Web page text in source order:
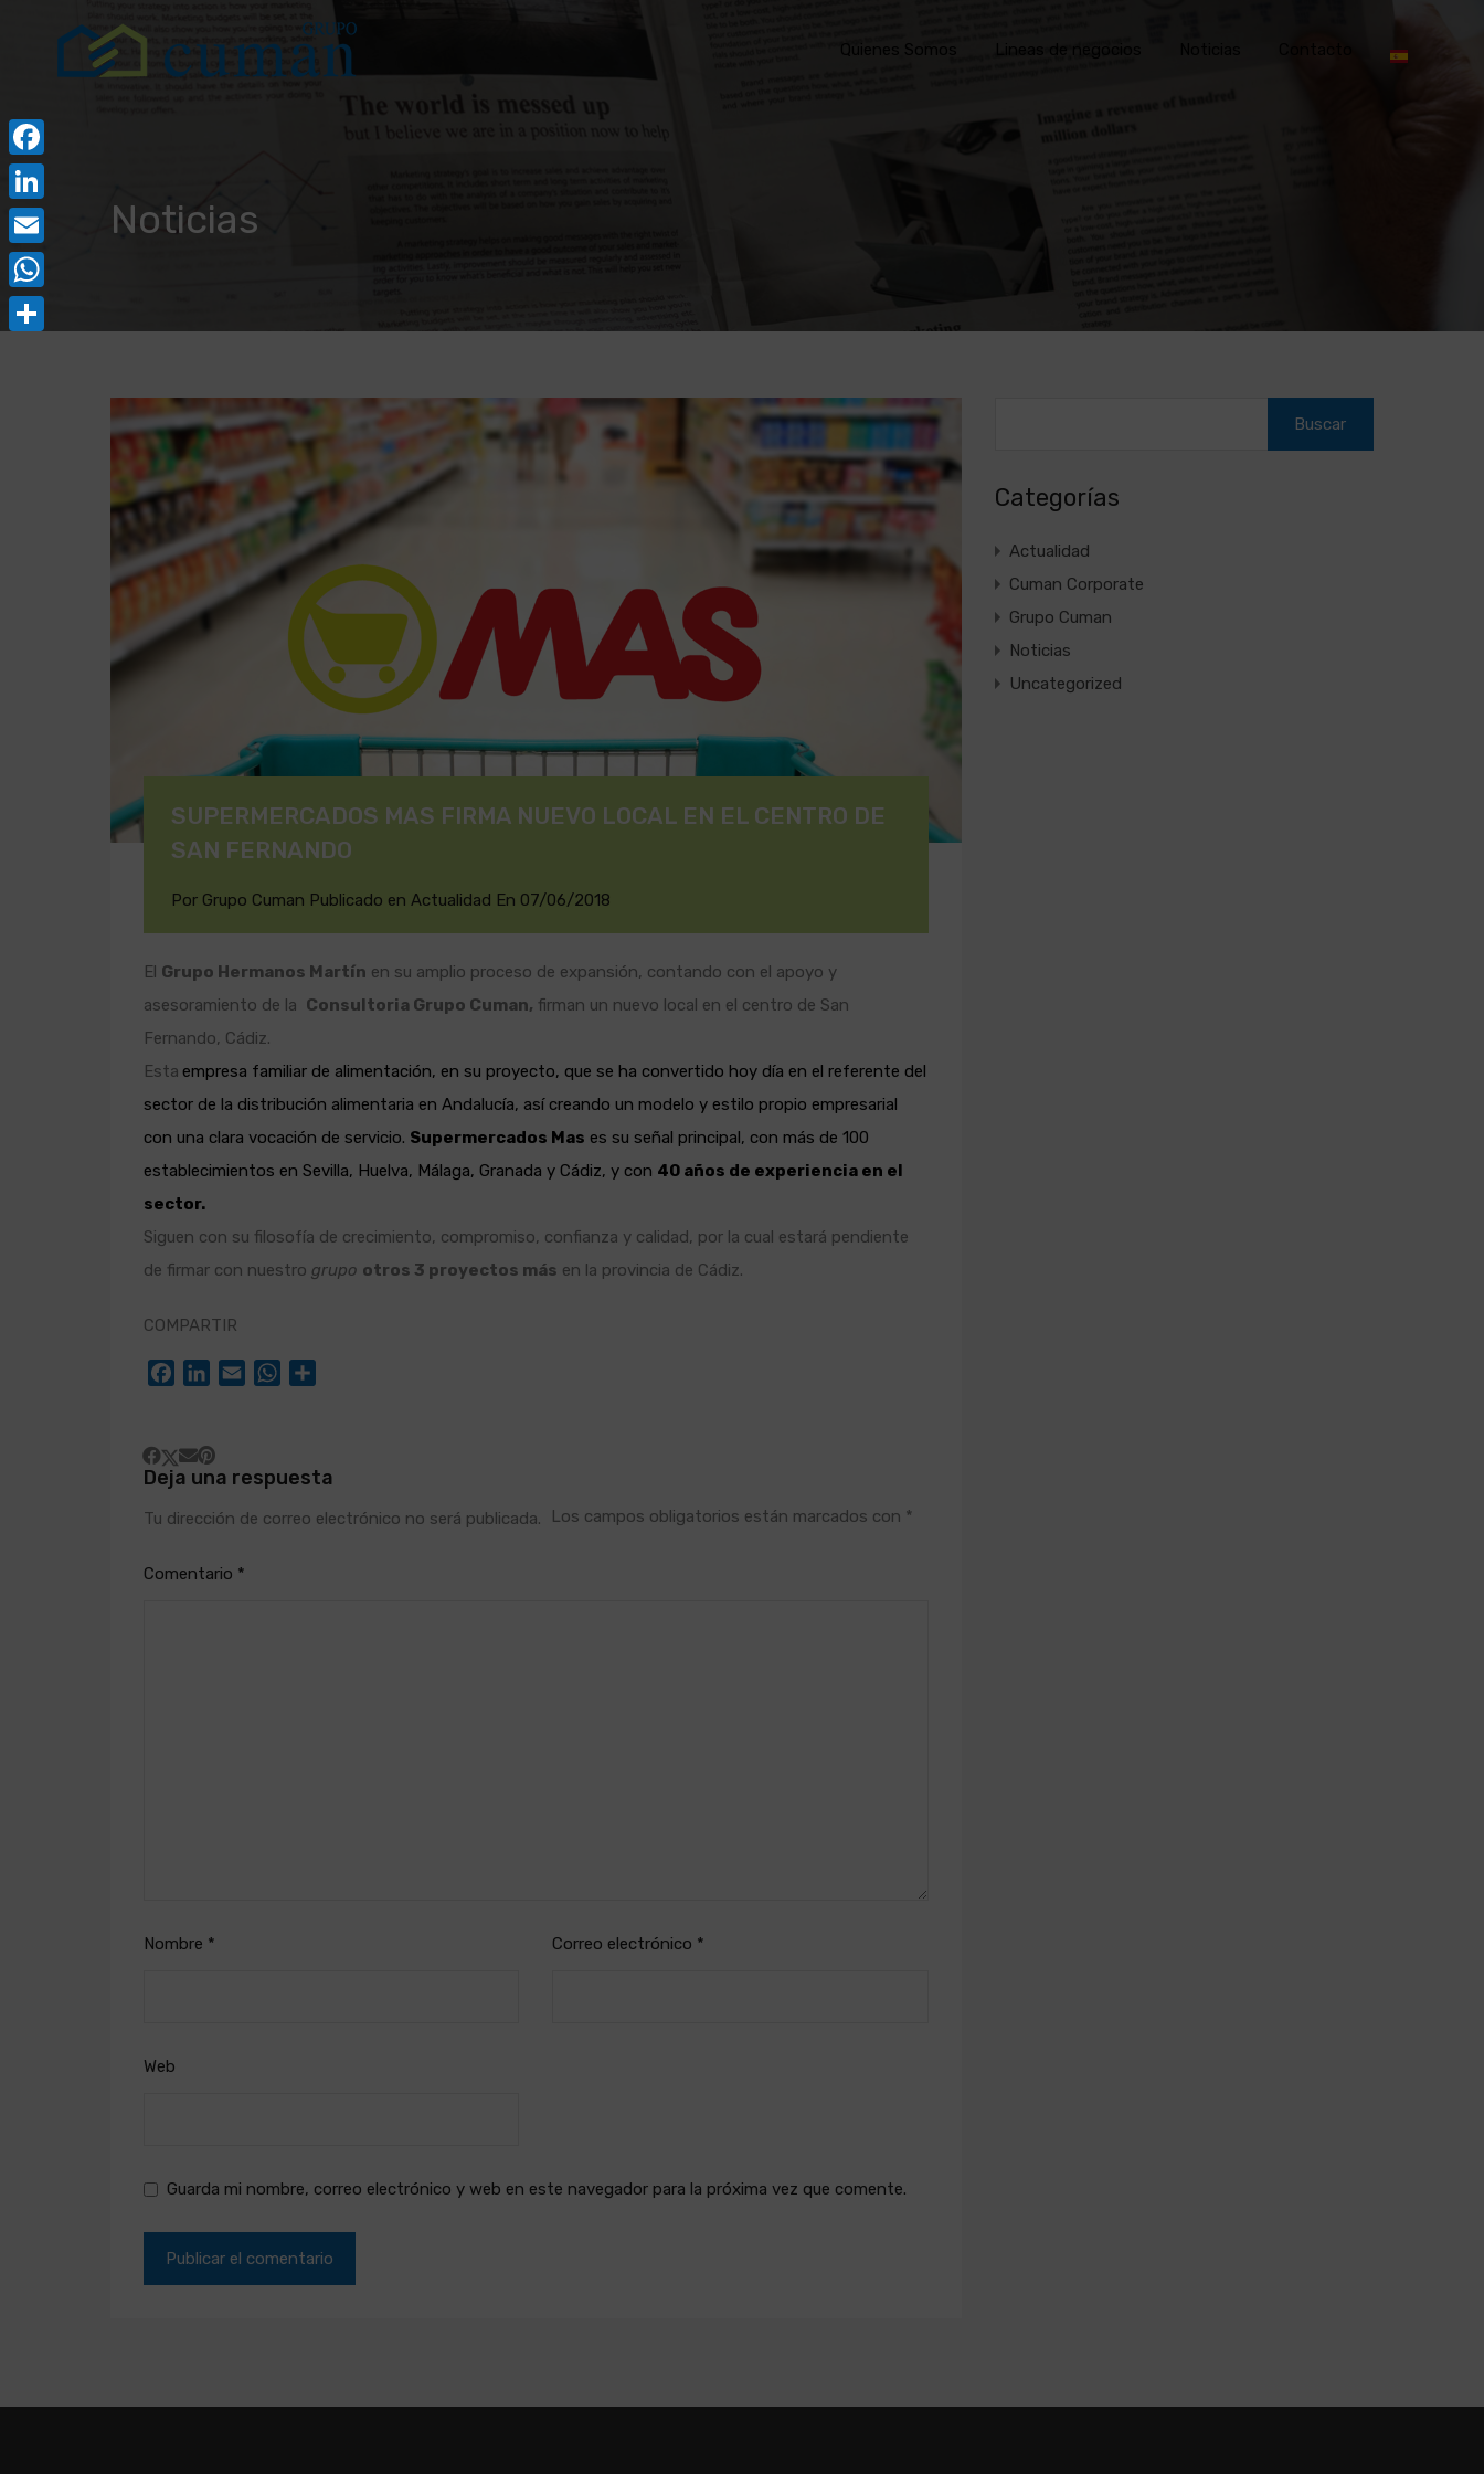
Noticias
SUPERMERCADOS MAS FIRMA NUEVO LOCAL EN EL CENTRO DE
SAN FERNANDO
Por Grupo Cuman Publicado en Actualidad En 07/06/2018
El Grupo Hermanos Martín en su amplio proceso de expansión, contando con el apoyo y
asesoramiento de la Consultoria Grupo Cuman, firman un nuevo local en el centro de San
Fernando, Cádiz.
Esta empresa familiar de alimentación, en su proyecto, que se ha convertido hoy día en el referente del
sector de la distribución alimentaria en Andalucía, así creando un modelo y estilo propio empresarial
con una clara vocación de servicio. Supermercados Mas es su señal principal, con más de 100
establecimientos en Sevilla, Huelva, Málaga, Granada y Cádiz, y con 40 años de experiencia en el
sector.
Siguen con su filosofía de crecimiento, compromiso, confianza y calidad, por la cual estará pendiente
de firmar con nuestro grupo otros 3 proyectos más en la provincia de Cádiz.
COMPARTIR
FacebookLinkedIn
Email WhatsApp
Deja una respuesta
Tu dirección de correo electrónico no será publicada. Los campos obligatorios están marcados con *
Comentario *
Nombre * Correo electrónico *
Web
Guarda mi nombre, correo electrónico y web en este navegador para la próxima vez que comente.
Categorías
Actualidad
Cuman Corporate
Grupo Cuman
Noticias
Uncategorized
Facebook
LinkedIn
Email
WhatsApp